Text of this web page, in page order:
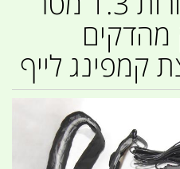
מהדקים
קמפינג לייף